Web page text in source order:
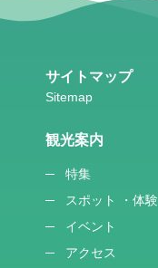
サイトマップ
観光案内
特集
スポット ・体験
イベント
アクセス